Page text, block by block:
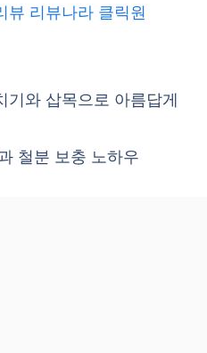
뷰 리뷰나라 클릭원
기와 삽목으로 아름답게
철분 보충 노하우